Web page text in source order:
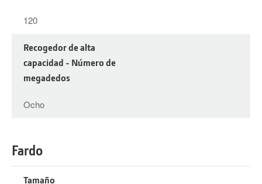
120
Recogedor de alta
capacidad - Número de
megadedos
Ocho
Tamaño
Fardo